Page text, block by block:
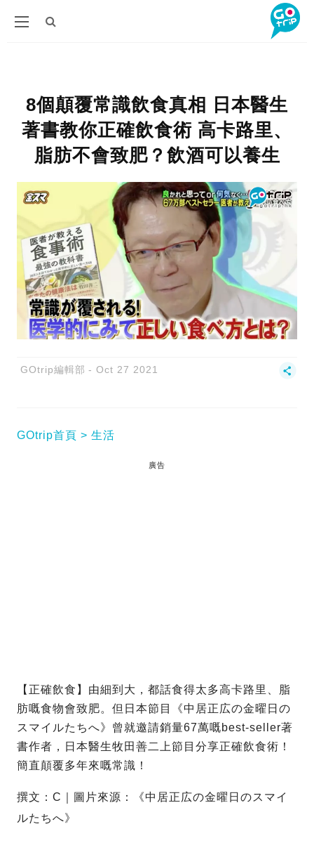
8個顛覆常識飲食真相 日本醫生
著書教你正確飲食術 高卡路里、
脂肪不會致肥？飲酒可以養生
GOtrip編輯部 Oct 27 2021
GOtrip首頁 生活
廣告
【正確飲食】由細到大，都話食得太多高卡路里、脂
肪嘅食物會致肥。但日本節目《中居正広の金曜日の
スマイルたちへ》曾就邀請銷量67萬嘅best-seller著
書作者，日本醫生牧田善二上節目分享正確飲食術！
簡直顛覆多年來嘅常識！
撰文：C｜圖片來源：《中居正広の金曜日のスマイ
ルたちへ》